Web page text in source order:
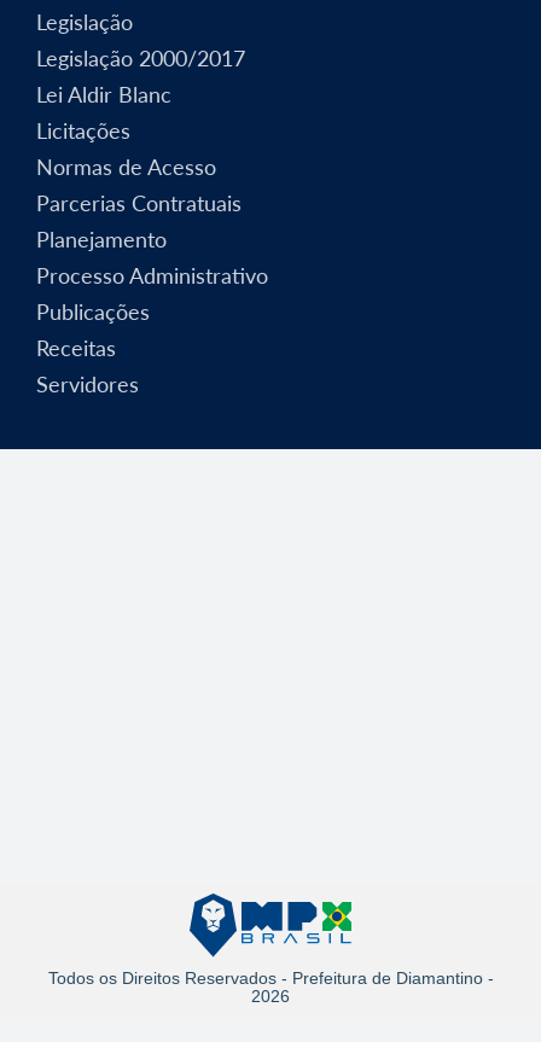
Legislação
Legislação 2000/2017
Lei Aldir Blanc
Licitações
Normas de Acesso
Parcerias Contratuais
Planejamento
Processo Administrativo
Publicações
Receitas
Servidores
Todos os Direitos Reservados - Prefeitura de Diamantino -
2026